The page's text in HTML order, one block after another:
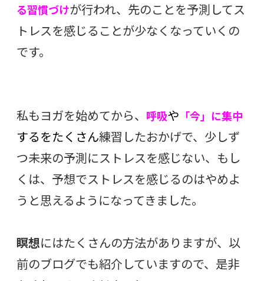
る習慣づけが行われ、先のことを予測してス
トレスを感じることが少なくなっていくの
です。
私もヨガを始めてから、 呼吸や 「今」に集中
するをたくさん練習したおかげで、少しず
つ未来の予測にストレスを感じない、もし
くは、予想でストレスを感じるのはやめよ
うと思えるようになってきました。
瞑想にはたくさんの方法がありますが、以
前のブログでも紹介していますので、是非